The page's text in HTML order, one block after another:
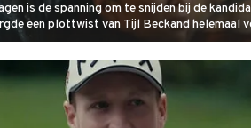
is de spanning om te snijden bij de
een plottwist van Tijl Beckand helemaal